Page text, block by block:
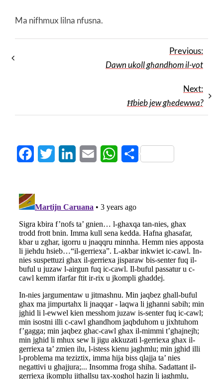
Ma nifhmux lilna nfusna.
Previous:
Dawn ukoll għandhom il-vot
Next:
Ħbieb jew għedewwa?
FacebookTwitter LinkedInEmail WhatsApp
Share